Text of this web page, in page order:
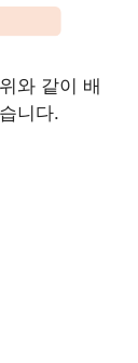
와 같이 배
니다.